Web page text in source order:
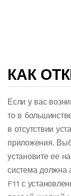
КАК
Если у вас
то в
в отсутствии
приложения.
установите ее
система должна
F11 с